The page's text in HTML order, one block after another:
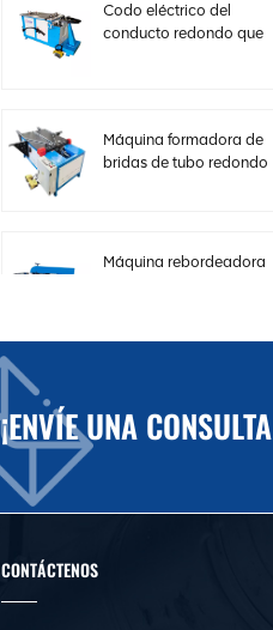
Codo eléctrico del
conducto redondo que
Máquina formadora de
bridas de tubo redondo
Máquina rebordeadora
eléctrica de placa de
acero para conductos
Línea de producción
¡ENVÍE UNA
CONTÁCTENOS